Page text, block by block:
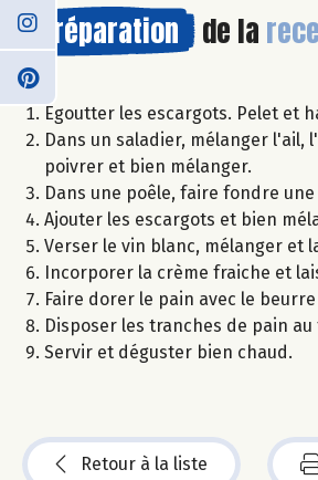
Préparation de la
Egoutter les escargots. Pelet et
Dans un saladier, mélanger l'ail,
poivrer et bien mélanger.
Dans une poêle, faire fondre
Ajouter les escargots et bien
Verser le vin blanc, mélanger et
Incorporer la crème fraiche et
Faire dorer le pain avec le
Disposer les tranches de pain
Servir et déguster bien chaud.
Retour à la liste